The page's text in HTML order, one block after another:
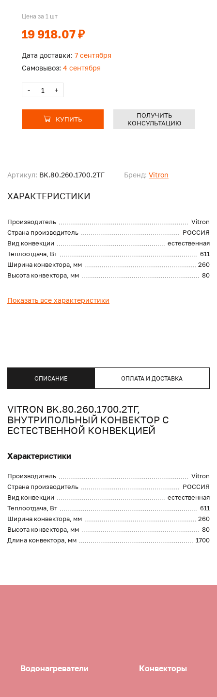
Артикул: BK.80.260.1700.2ТГ Бренд: Vitron
ХАРАКТЕРИСТИКИ
Производитель
Vitron
Страна производитель
РОССИЯ
Вид конвекции
естественная
Теплоотдача, Вт
611
Ширина конвектора, мм
260
Высота конвектора, мм
80
Показать все характеристики
Цена за 1 шт
19 918.07 ₽
Дата доставки: 7 сентября
Самовывоз: 4 сентября
- +
КУПИТЬ
ПОЛУЧИТЬ
КОНСУЛЬТАЦИЮ
ОПИСАНИЕ ОПЛАТА И ДОСТАВКА
VITRON BK.80.260.1700.2ТГ,
ВНУТРИПОЛЬНЫЙ КОНВЕКТОР С
ЕСТЕСТВЕННОЙ КОНВЕКЦИЕЙ
Характеристики
Производитель
Vitron
Страна производитель
РОССИЯ
Вид конвекции
естественная
Теплоотдача, Вт
611
Ширина конвектора, мм
260
Высота конвектора, мм
80
Длина конвектора, мм
1700
Водонагреватели Конвекторы